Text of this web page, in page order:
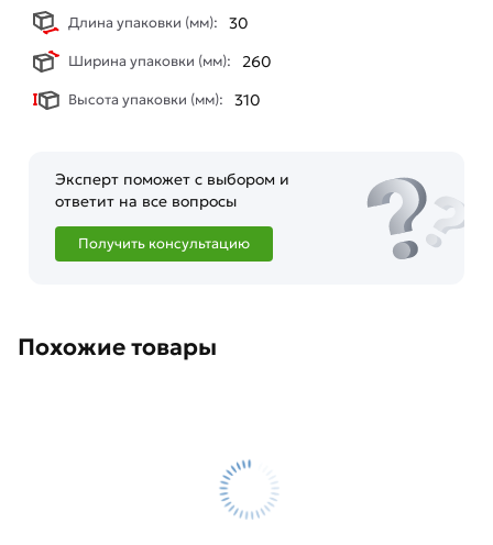
обязательно).
Длина упаковки (мм): 30
Ширина упаковки (мм): 260
Высота упаковки (мм): 310
Эксперт поможет с выбором и
ответит на все вопросы
Получить консультацию
Похожие товары